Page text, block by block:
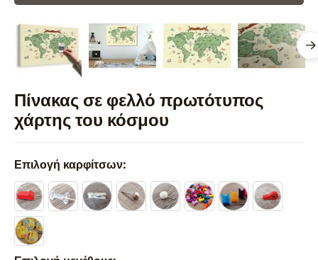
Πίνακας σε φελλό πρωτότυπος
χάρτης του κόσμου
Επιλογή καρφίτσων: